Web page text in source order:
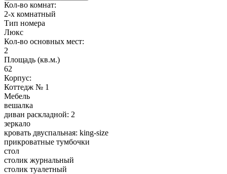
Кол-во комнат:
2-х комнатный
Тип номера
Люкс
Кол-во основных мест:
2
Площадь (кв.м.)
62
Корпус:
Коттедж № 1
Мебель
вешалка
диван раскладной: 2
зеркало
кровать двуспальная: king-size
прикроватные тумбочки
стол
столик журнальный
столик туалетный